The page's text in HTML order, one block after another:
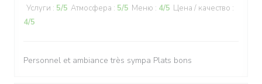
Услуги : 5/5 Атмосфера : 5/5 Меню : 4/5 Цена / качество :
4/5
Personnel et ambiance très sympa Plats bons